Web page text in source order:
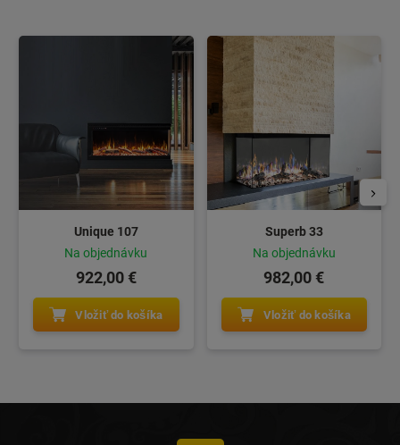
Unique 107
Na objednávku
922,00 €
Vložiť do košíka
Superb 33
Na objednávku
982,00 €
Vložiť do košíka